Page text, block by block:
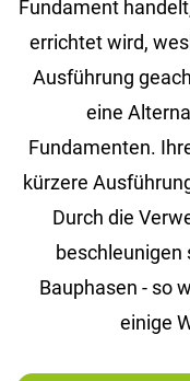
Fundament
errichtet wird,
Ausführung
eine
Fundamenten.
kürzere
Durch die
beschleunigen
Bauphasen - so
einige